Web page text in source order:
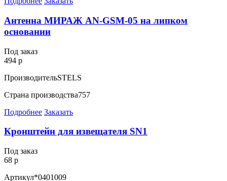
Антенна МИРАЖ AN-GSM-05 на липком
основании
Под заказ
494 р
ПроизводительSTELS
Страна производства757
Подробнее Заказать
Кронштейн для извещателя SN1
Под заказ
68 р
Артикул*0401009